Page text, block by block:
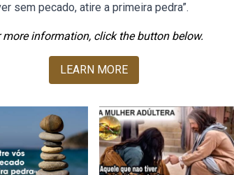
sem pecado, atire a primeira pedra”.
more information, click the button below.
LEARN MORE